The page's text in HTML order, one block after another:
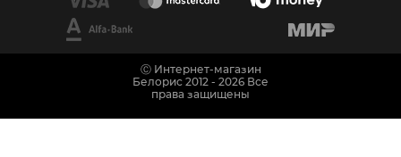
Ⓒ Интернет-магазин
Белорис 2012 - 2026 Все
права защищены